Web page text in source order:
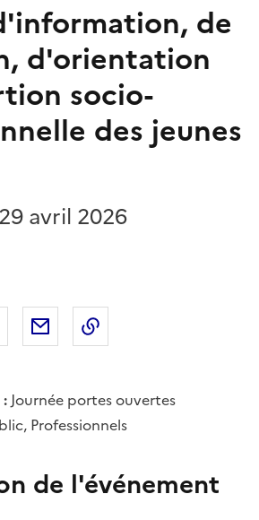
de
d'orientation
socio-
des jeunes
avril 2026
surFacebook
l'article sur X (anciennement
Partager l'article sur
Partager l'article par courriel
Journée portes ouvertes
Professionnels
de l'événement